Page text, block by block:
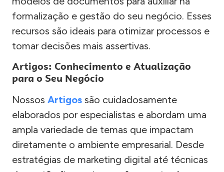
formalização e gestão do seu negócio. Esses
recursos são ideais para otimizar processos e
tomar decisões mais assertivas.
Artigos: Conhecimento e Atualização
para o Seu Negócio
Nossos Artigos são cuidadosamente
elaborados por especialistas e abordam uma
ampla variedade de temas que impactam
diretamente o ambiente empresarial. Desde
estratégias de marketing digital até técnicas